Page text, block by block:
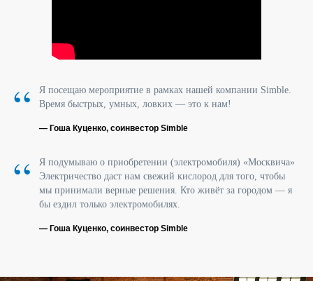
“
Я посещаю мероприятие в рамках нашей компании Simble.
Время быстрых, умных, ловких — это к нам!
— Гоша Куценко, соинвестор Simble
“
Я подумываю о приобретении (электромобиля) «Москвича»
Электричество даст нам свежий кислород для того, чтобы
мы принимали верные решения. Кто живёт за городом — я
бы ездил только электромобилях.
— Гоша Куценко, соинвестор Simble